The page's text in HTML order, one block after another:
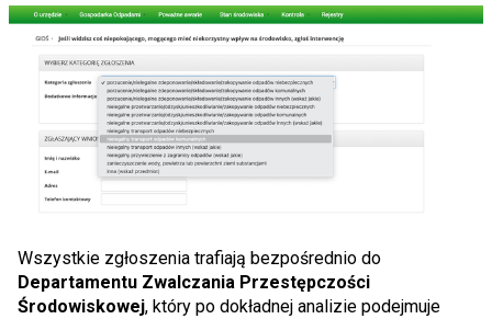
Wszystkie zgłoszenia trafiają bezpośrednio do
Departamentu Zwalczania Przestępczości
Środowiskowej, który po dokładnej analizie podejmuje